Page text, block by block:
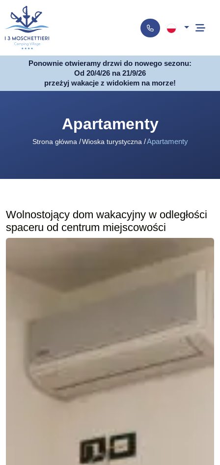
Ponownie otwieramy drzwi do nowego sezonu:
Od 20/4/26 na 21/9/26
przeżyj wakacje z widokiem na morze!
Apartamenty
Strona główna Wioska turystyczna Apartamenty
Wolnostojący dom wakacyjny w odległości
spaceru od centrum miejscowości